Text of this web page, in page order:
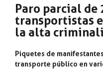
Paro parcial de
transportistas
la alta
Piquetes de
transporte público en